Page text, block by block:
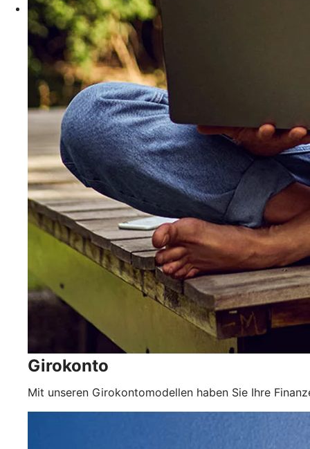
Girokonto
Mit unseren Girokontomodellen haben Sie Ihre